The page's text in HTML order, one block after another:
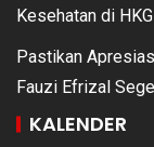
Kesehatan di
Pastikan
Fauzi Efrizal
KALENDER